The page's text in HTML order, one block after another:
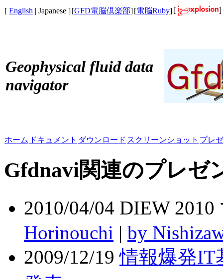
[ English | Japanese ][GFD電脳倶楽部][電脳Ruby][ ]
Geophysical fluid data
navigator
ホーム ドキュメント ダウンロード スクリーンショット プレ
Gfdnavi関連のプレゼ
2010/04/04 DIEW
Horinouchi | by
2009/12/19情報爆発IT